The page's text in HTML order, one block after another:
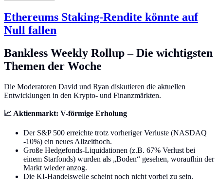
Ethereums Staking-Rendite könnte auf
Null fallen
Bankless Weekly Rollup – Die wichtigsten
Themen der Woche
Die Moderatoren David und Ryan diskutieren die aktuellen
Entwicklungen in den Krypto- und Finanzmärkten.
📈 Aktienmarkt: V-förmige Erholung
Der S&P 500 erreichte trotz vorheriger Verluste (NASDAQ
-10%) ein neues Allzeithoch.
Große Hedgefonds-Liquidationen (z.B. 67% Verlust bei
einem Starfonds) wurden als „Boden“ gesehen, woraufhin der
Markt wieder anzog.
Die KI-Handelswelle scheint noch nicht vorbei zu sein.